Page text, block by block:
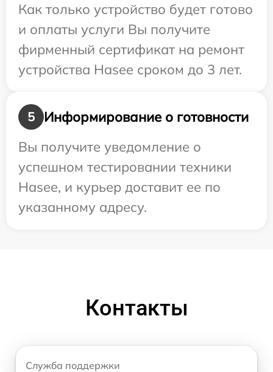
Как только устройство будет готово
и оплаты услуги Вы получите
фирменный сертификат на ремонт
устройства Hasee сроком до 3 лет.
5
Информирование о готовности
Вы получите уведомление о
успешном тестировании техники
Hasee, и курьер доставит ее по
указанному адресу.
Контакты
Служба поддержки